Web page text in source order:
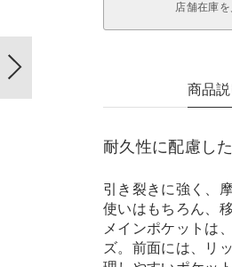
店舗在庫を
商品
耐久性に配慮し
引き裂きに強く、
使いはもちろん、
メインポケットは
ズ。前面には、リ